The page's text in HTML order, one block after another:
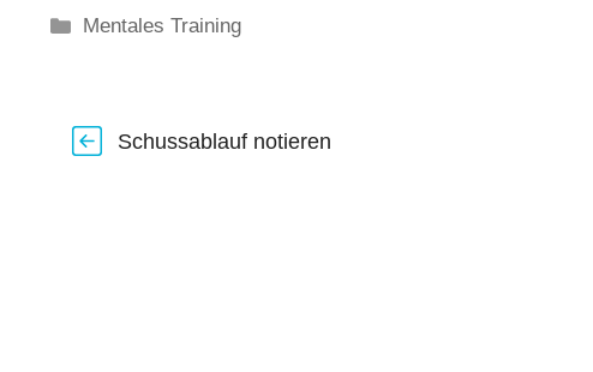
Kategorien
Mentales Training
Schussablauf notieren